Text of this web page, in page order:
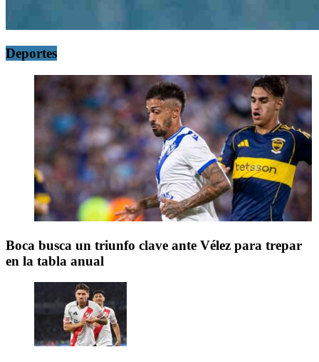
Deportes
Boca busca un triunfo clave ante Vélez para trepar
en la tabla anual